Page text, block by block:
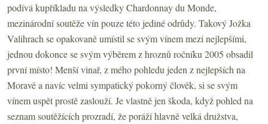
podívá kupříkladu na výsledky Chardonnay du Monde,
mezinárodní soutěže vín pouze této jediné odrůdy. Takový Jožka
Valihrach se opakovaně umístil se svým vínem mezi nejlepšími,
jednou dokonce se svým výběrem z hroznů ročníku 2005 obsadil
první místo! Menší vinař, z mého pohledu jeden z nejlepších na
Moravě a navíc velmi sympatický pokorný člověk, si se svým
vínem uspět prostě zaslouží. Je vlastně jen škoda, když pohled na
seznam soutěžících prozradí, že poráží hlavně velká družstva,